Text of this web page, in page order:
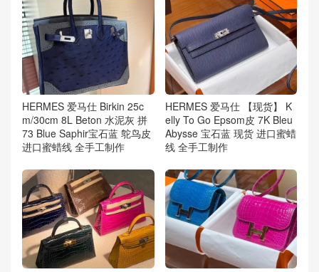
HERMES 爱马仕 Birkin 25c
m/30cm 8L Beton 水泥灰 拼
73 Blue Saphir宝石蓝 鸵鸟皮
进口蜜蜡线 全手工制作
HERMES 爱马仕 【现货】 K
elly To Go Epsom皮 7K Bleu
Abysse 宝石蓝 现货 进口蜜蜡
线 全手工制作